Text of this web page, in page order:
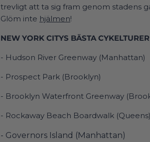
trevligt att ta sig fram genom stadens
Glöm inte hjälmen!
NEW YORK CITYS BÄSTA CYKELTURER
- Hudson River Greenway (Manhattan)
- Prospect Park (Brooklyn)
- Brooklyn Waterfront Greenway
- Rockaway Beach Boardwalk (Queens)
- Governors Island (Manhattan)